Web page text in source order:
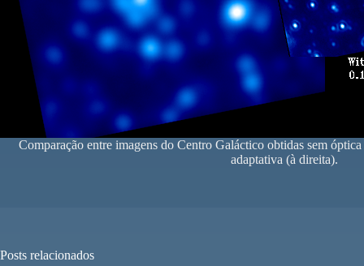
Comparação entre imagens do Centro Galáctico obtidas sem
adaptativa (à direita).
Posts relacionados